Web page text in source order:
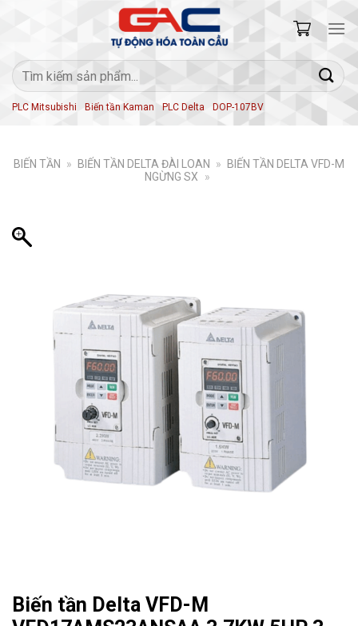
Tìm
kiếm:
PLC Mitsubishi Biến tần Kaman PLC Delta DOP-107BV
BIẾN TẦN » BIẾN TẦN DELTA ĐÀI LOAN »
BIẾN TẦN DELTA VFD-M
NGỪNG SX
»
Biến tần Delta VFD-M